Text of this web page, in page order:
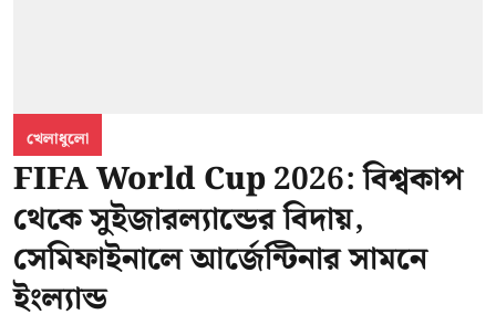
খেলাধুলো
FIFA World Cup 2026: বিশ্বকাপ
থেকে সুইজারল্যান্ডের বিদায়,
সেমিফাইনালে আর্জেন্টিনার সামনে
ইংল্যান্ড